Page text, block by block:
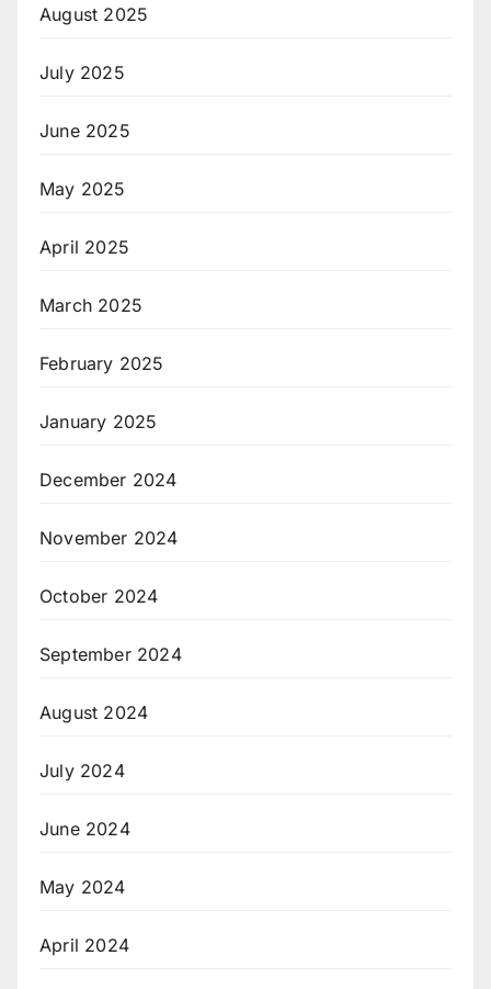
August 2025
July 2025
June 2025
May 2025
April 2025
March 2025
February 2025
January 2025
December 2024
November 2024
October 2024
September 2024
August 2024
July 2024
June 2024
May 2024
April 2024